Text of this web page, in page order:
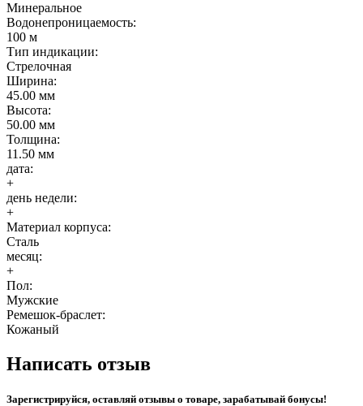
Минеральное
Водонепроницаемость:
100 м
Тип индикации:
Стрелочная
Ширина:
45.00 мм
Высота:
50.00 мм
Толщина:
11.50 мм
дата:
+
день недели:
+
Материал корпуса:
Сталь
месяц:
+
Пол:
Мужские
Ремешок-браслет:
Кожаный
Написать отзыв
Зарегистрируйся, оставляй отзывы о товаре, зарабатывай бонусы!